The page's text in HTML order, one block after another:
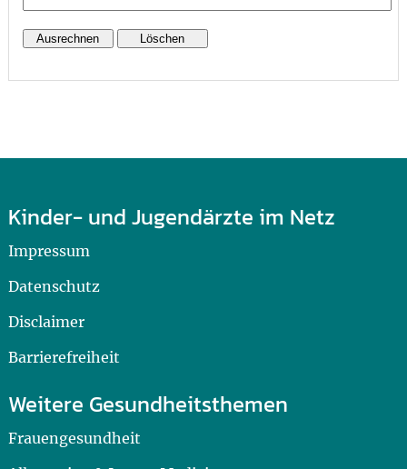
Kinder- und Jugendärzte im Netz
Impressum
Datenschutz
Disclaimer
Barrierefreiheit
Weitere Gesundheitsthemen
Frauengesundheit